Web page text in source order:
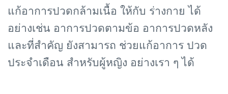
แก้อาการปวดกล้ามเนื้อ ให้กับ ร่างกาย ได้
อย่างเช่น อาการปวดตามข้อ อาการปวดหลัง
และที่สำคัญ ยังสามารถ ช่วยแก้อาการ ปวด
ประจำเดือน สำหรับผู้หญิง อย่างเรา ๆ ได้